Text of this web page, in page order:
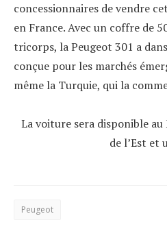
concessionnaires de vendre
en France. Avec un coffre de
tricorps, la Peugeot 301 a
conçue pour les marchés
même la Turquie, qui la
La voiture sera disponible
de l’Est et
Peugeot